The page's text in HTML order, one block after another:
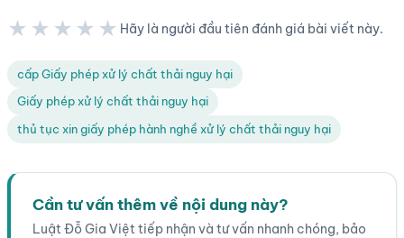
★★★★★ Hãy là người đầu tiên đánh giá bài viết này.
cấp Giấy phép xử lý chất thải nguy hại
Giấy phép xử lý chất thải nguy hại
thủ tục xin giấy phép hành nghề xử lý chất thải nguy hại
Cần tư vấn thêm về nội dung này?
Luật Đỗ Gia Việt tiếp nhận và tư vấn nhanh chóng, bảo